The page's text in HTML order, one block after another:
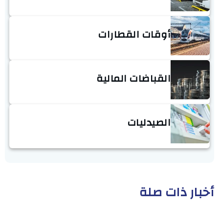
أوقات القطارات
القباضات المالية
الصيدليات
أخبار ذات صلة